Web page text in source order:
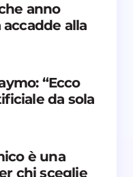
anno
alla
“Ecco
da sola
è una
chi sceglie